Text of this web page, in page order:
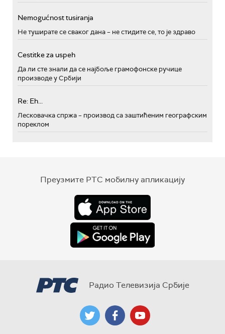
Nemogućnost tusiranja
Не туширате се сваког дана – не стидите се, то је здраво
Cestitke za uspeh
Да ли сте знали да се најбоље грамофонске ручице
производе у Србији
Re: Eh...
Лесковачка спржа – производ са заштићеним географским
пореклом
Преузмите РТС мобилну апликацију
Радио Телевизија Србије